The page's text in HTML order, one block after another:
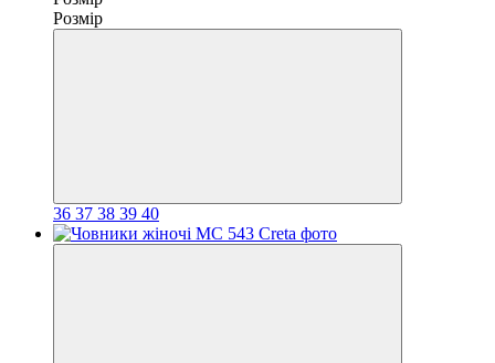
Розмір
36 37 38 39 40